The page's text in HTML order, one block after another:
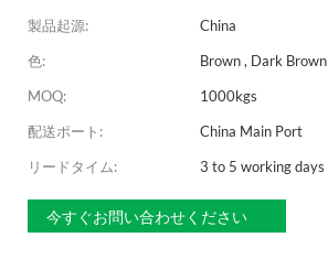
製品起源:
China
色:
Brown , Dark Brown
MOQ:
1000kgs
配送ポート:
China Main Port
リードタイム:
3 to 5 working days
今すぐお問い合わせください